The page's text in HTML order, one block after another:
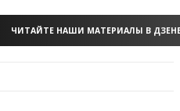
ЧИТАЙТЕ НАШИ МАТЕРИАЛЫ В